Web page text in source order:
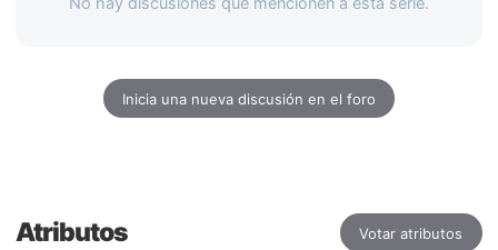
Inicia una nueva discusión en el foro
Atributos Votar atributos